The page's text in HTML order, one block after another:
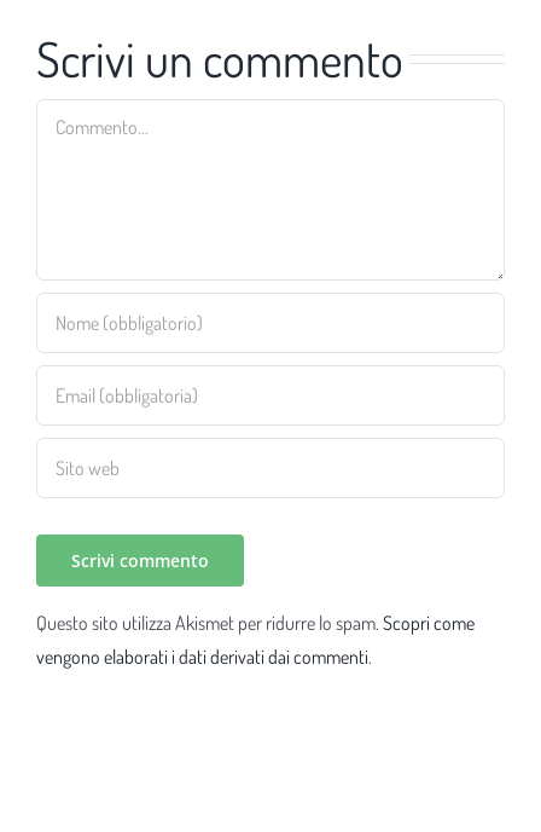
Scrivi un commento
Commento
Questo sito utilizza Akismet per ridurre lo spam. Scopri come
vengono elaborati i dati derivati dai commenti.